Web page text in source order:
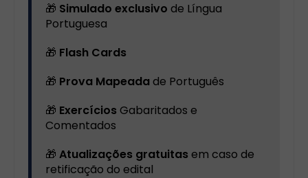
🎁 Simulado exclusivo de Língua
Portuguesa
🎁 Flash Cards
🎁 Prova Mapeadade Português
🎁 Exercícios Gabaritados e
Comentados
🎁 Atualizações gratuitas em caso de
retificação do edital